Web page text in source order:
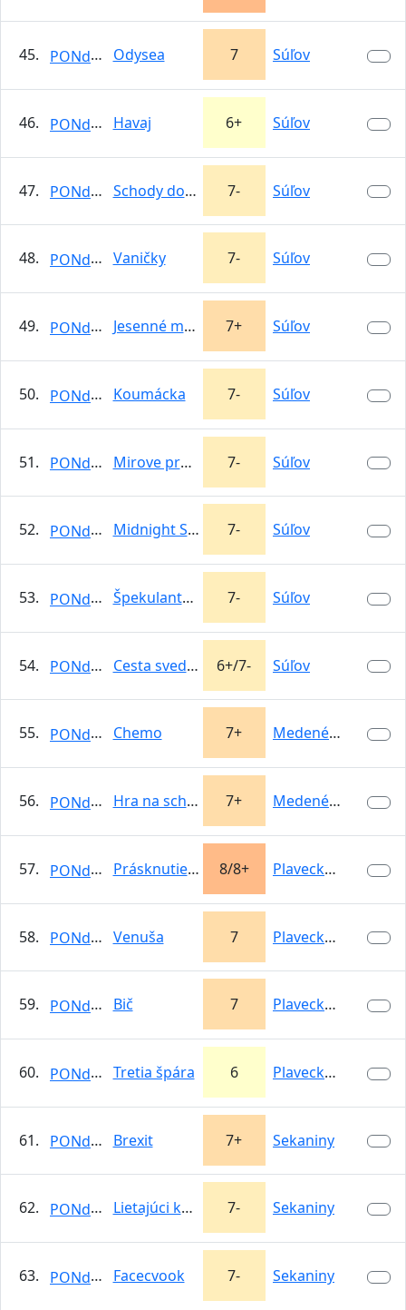
45. PONdeLOK Odysea 7 Súľov
46. PONdeLOK Havaj 6+ Súľov
47. PONdeLOK Schody do neba 7- Súľov
48. PONdeLOK Vaničky 7- Súľov
49. PONdeLOK Jesenné matury 7+ Súľov
50. PONdeLOK Koumácka 7- Súľov
51. PONdeLOK Mirove prebudenie 7- Súľov
52. PONdeLOK Midnight Shark 7- Súľov
53. PONdeLOK Špekulantská 7- Súľov
54. PONdeLOK Cesta svedkov liehovových 6+/7- Súľov
55. PONdeLOK Chemo 7+ Medené Hámre
56. PONdeLOK Hra na schovávačku 7+ Medené Hámre
57. PONdeLOK Prásknutie bičom 8/8+ Plavecký hrad -…
58. PONdeLOK Venuša 7 Plavecký hrad -…
59. PONdeLOK Bič 7 Plavecký hrad -…
60. PONdeLOK Tretia špára 6 Plavecký hrad -…
61. PONdeLOK Brexit 7+ Sekaniny
62. PONdeLOK Lietajúci kartáč 7- Sekaniny
63. PONdeLOK Facecvook 7- Sekaniny